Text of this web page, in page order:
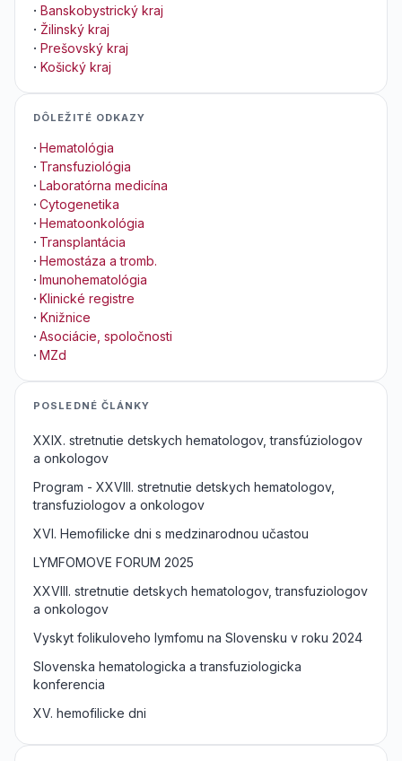
· Banskobystrický kraj
· Žilinský kraj
· Prešovský kraj
· Košický kraj
DÔLEŽITÉ ODKAZY
· Hematológia
· Transfuziológia
· Laboratórna medicína
· Cytogenetika
· Hematoonkológia
· Transplantácia
· Hemostáza a tromb.
· Imunohematológia
· Klinické registre
· Knižnice
· Asociácie, spoločnosti
· MZd
POSLEDNÉ ČLÁNKY
XXIX. stretnutie detskych hematologov, transfúziologov
a onkologov
Program - XXVIII. stretnutie detskych hematologov,
transfuziologov a onkologov
XVI. Hemofilicke dni s medzinarodnou učastou
LYMFOMOVE FORUM 2025
XXVIII. stretnutie detskych hematologov, transfuziologov
a onkologov
Vyskyt folikuloveho lymfomu na Slovensku v roku 2024
Slovenska hematologicka a transfuziologicka
konferencia
XV. hemofilicke dni